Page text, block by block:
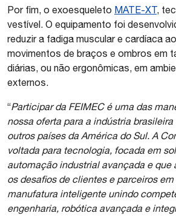
Por fim, o exoesqueleto MATE-XT,
vestível. O equipamento foi
reduzir a fadiga muscular e cardíaca
movimentos de braços e ombros em
diárias, ou não ergonômicas, em
externos.
“Participar da FEIMEC é uma das
nossa oferta para a indústria
outros países da América do Sul. A
voltada para tecnologia, focada em
automação industrial avançada e que
os desafios de clientes e parceiros
manufatura inteligente unindo
engenharia, robótica avançada e